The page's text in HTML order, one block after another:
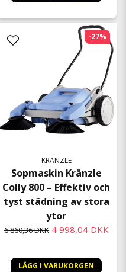
KRÄNZLE
Sopmaskin Kränzle
Colly 800 – Effektiv och
tyst städning av stora
ytor
6 860,36 DKK 4 998,04 DKK
LÄGG I VARUKORGEN
-27%